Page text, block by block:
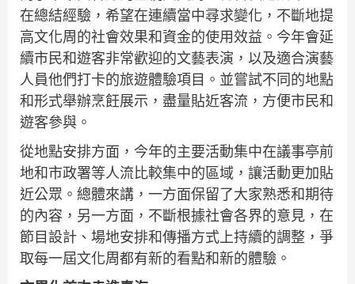
在總結經驗，希望在連續當中尋求變化，不斷地提
高文化周的社會效果和資金的使用效益。今年會延
續市民和遊客非常歡迎的文藝表演，以及適合演藝
人員他們打卡的旅遊體驗項目。並嘗試不同的地點
和形式舉辦烹飪展示，盡量貼近客流，方便市民和
遊客參與。
從地點安排方面，今年的主要活動集中在議事亭前
地和市政署等人流比較集中的區域，讓活動更加貼
近公眾。總體來講，一方面保留了大家熟悉和期待
的內容，另一方面，不斷根據社會各界的意見，在
節目設計、場地安排和傳播方式上持續的調整，爭
取每一屆文化周都有新的看點和新的體驗。